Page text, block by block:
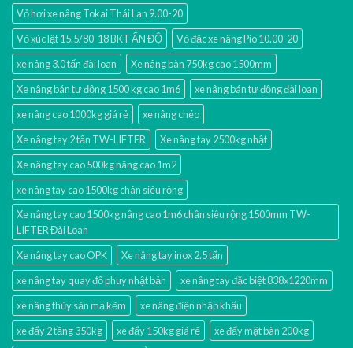
Vỏ hơi xe nâng Tokai Thái Lan 9.00-20
Vỏ xúc lật 15.5/80-18 BKT ẤN ĐỘ
Vỏ đặc xe nâng Pio 10.00-20
xe nâng 3.0 tấn đài loan
Xe nâng bàn 750kg cao 1500mm
Xe nâng bán tự động 1500 kg cao 1m6
xe nâng bán tự động đài loan
xe nâng cao 1000kg giá rẻ
xe nâng chéo
Xe nâng tay 2 tấn TW-LIFTER
Xe nâng tay 2500kg nhật
Xe nâng tay cao 500kg nâng cao 1m2
xe nâng tay cao 1500kg chân siêu rộng
Xe nâng tay cao 1500kg nâng cao 1m6 chân siêu rộng 1500mm TW-
LIFTER Đài Loan
Xe nâng tay cao OPK
Xe nâng tay inox 2.5 tấn
xe nâng tay quay đổ phuy nhật bản
xe nâng tay đặc biệt 838x1220mm
xe nâng thủy sản mạ kẽm
xe nâng điện nhập khấu
xe đẩy 2 tầng 350kg
xe đẩy 150kg giá rẻ
xe đẩy mặt bàn 200kg